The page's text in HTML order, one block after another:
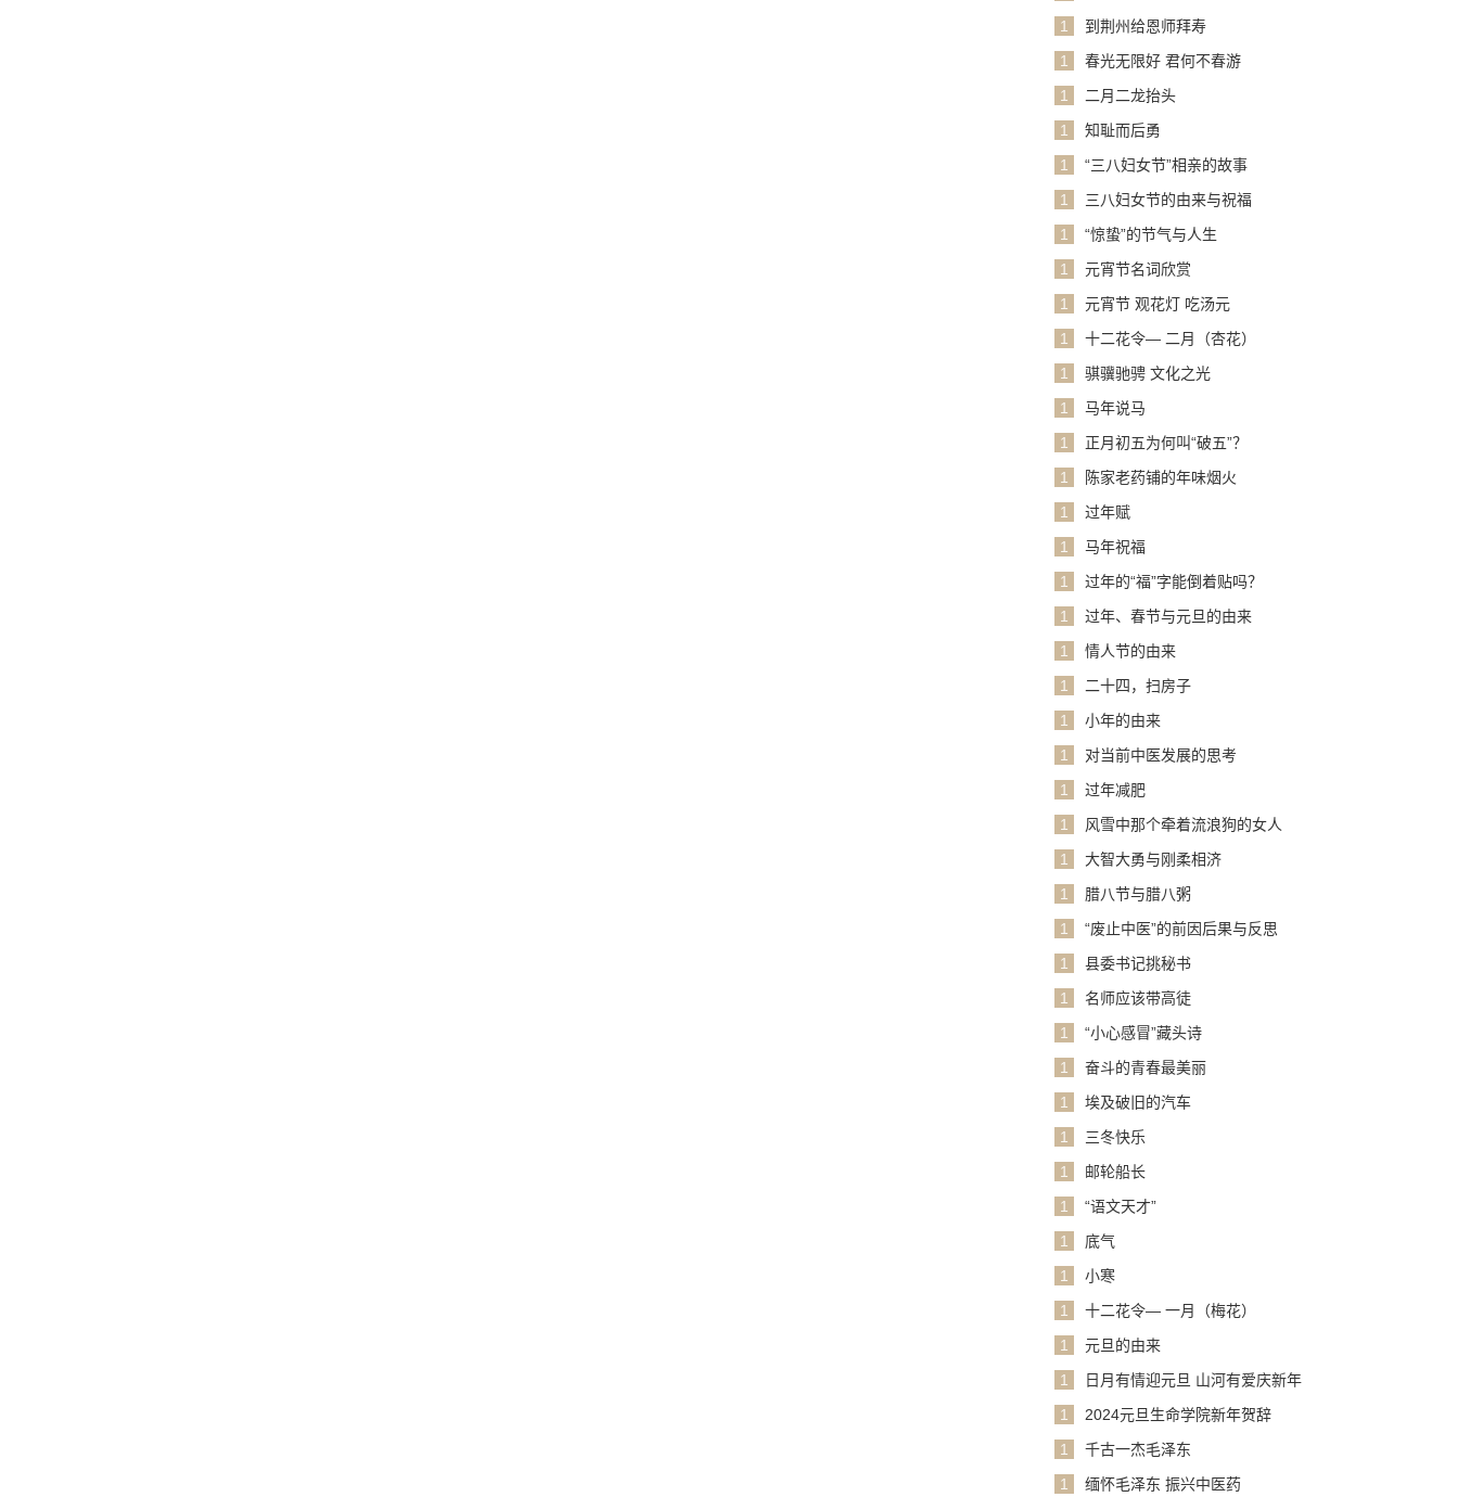
1
到荆州给恩师拜寿
1
春光无限好 君何不春游
1
二月二龙抬头
1
知耻而后勇
1
“三八妇女节”相亲的故事
1
三八妇女节的由来与祝福
1
“惊蛰”的节气与人生
1
元宵节名词欣赏
1
元宵节 观花灯 吃汤元
1
十二花令— 二月（杏花）
1
骐骥驰骋 文化之光
1
马年说马
1
正月初五为何叫“破五”？
1
陈家老药铺的年味烟火
1
过年赋
1
马年祝福
1
过年的“福”字能倒着贴吗？
1
过年、春节与元旦的由来
1
情人节的由来
1
二十四，扫房子
1
小年的由来
1
对当前中医发展的思考
1
过年减肥
1
风雪中那个牵着流浪狗的女人
1
大智大勇与刚柔相济
1
腊八节与腊八粥
1
“废止中医”的前因后果与反思
1
县委书记挑秘书
1
名师应该带高徒
1
“小心感冒”藏头诗
1
奋斗的青春最美丽
1
埃及破旧的汽车
1
三冬快乐
1
邮轮船长
1
“语文天才”
1
底气
1
小寒
1
十二花令— 一月（梅花）
1
元旦的由来
1
日月有情迎元旦 山河有爱庆新年
1
2024元旦生命学院新年贺辞
1
千古一杰毛泽东
1
缅怀毛泽东 振兴中医药